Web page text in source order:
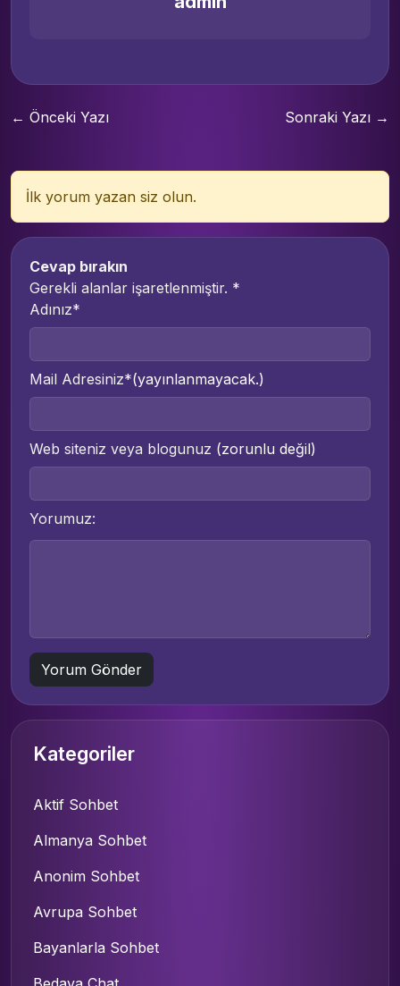
← Önceki Yazı Sonraki Yazı →
İlk yorum yazan siz olun.
Cevap bırakın
Gerekli alanlar işaretlenmiştir. *
Adınız*
Mail Adresiniz*(yayınlanmayacak.)
Web siteniz veya blogunuz (zorunlu değil)
Yorumuz:
Kategoriler
Aktif Sohbet
Almanya Sohbet
Anonim Sohbet
Avrupa Sohbet
Bayanlarla Sohbet